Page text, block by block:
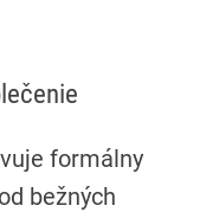
formálny
bežných